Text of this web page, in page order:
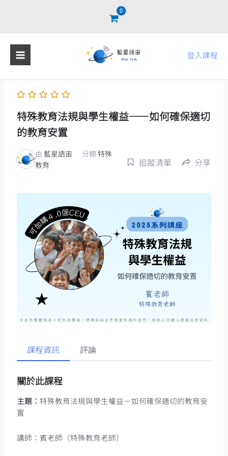
登入課程
特殊教育法規與學生權益——如何確保適切
的教育安置
由 藍星語宙 分類特殊
教育
追蹤清單 分享
課程資訊 評論
關於此課程
主題： 特殊教育法規與學生權益－如何確保適切的教育安
置
講師：賓老師（特殊教育老師）